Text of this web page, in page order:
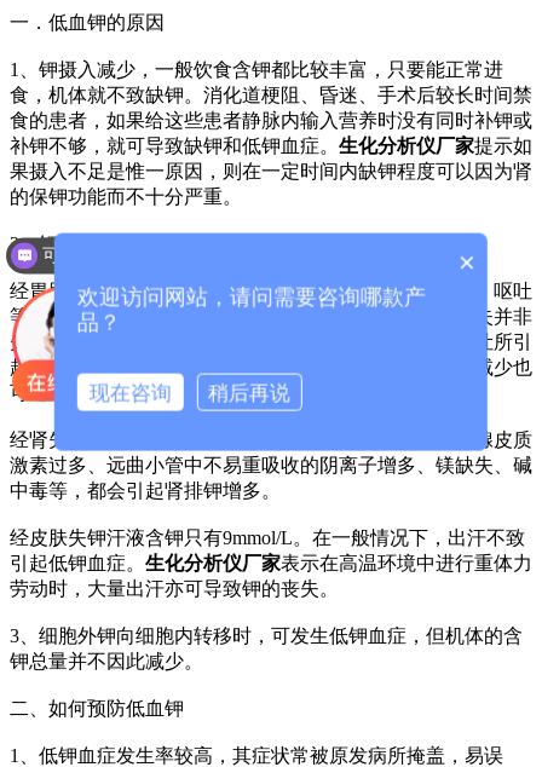
一．低血钾的原因
1、钾摄入减少，一般饮食含钾都比较丰富，只要能正常进
食，机体就不致缺钾。消化道梗阻、昏迷、手术后较长时间禁
食的患者，如果给这些患者静脉内输入营养时没有同时补钾或
补钾不够，就可导致缺钾和低钾血症。 生化分析仪厂家提示如
果摄入不足是惟一原因，则在一定时间内缺钾程度可以因为肾
的保钾功能而不十分严重。
2、钾排出过多
经胃肠道失钾是小儿失钾重要的原因，常见于严重腹泻、呕吐
等伴有大量消化液丧失的患者。剧烈呕吐时，胃液的丧失并非
失钾的主要原因，大量的钾是经肾随尿丧失的，因为呕吐所引
起的代谢性碱中毒可使肾排钾增多，呕吐引起的血容量减少也
可通过继发性醛固酮增多而促进肾排钾。
经肾失钾是成人失钾重要的原因。某些肾脏疾病、肾上腺皮质
激素过多、远曲小管中不易重吸收的阴离子增多、镁缺失、碱
中毒等，都会引起肾排钾增多。
经皮肤失钾汗液含钾只有9mmol/L。在一般情况下，出汗不致
引起低钾血症。 生化分析仪厂家表示在高温环境中进行重体力
劳动时，大量出汗亦可导致钾的丧失。
3、细胞外钾向细胞内转移时，可发生低钾血症，但机体的含
钾总量并不因此减少。
二、如何预防低血钾
1、低钾血症发生率较高，其症状常被原发病所掩盖，易误
×
欢迎访问网站，请问需要咨询哪款产
品？
现在咨询 稍后再说